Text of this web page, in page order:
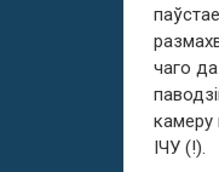
чаго
камеру
ІЧУ (!).